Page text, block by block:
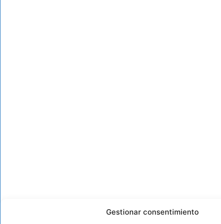
Gestionar consentimiento